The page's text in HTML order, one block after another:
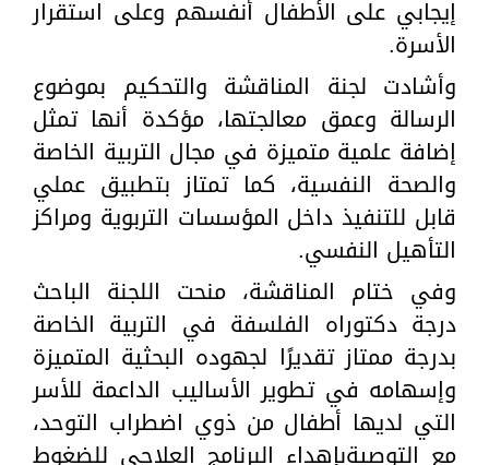
إيجابي على الأطفال أنفسهم وعلى استقرار
الأسرة.
وأشادت لجنة المناقشة والتحكيم بموضوع
الرسالة وعمق معالجتها، مؤكدة أنها تمثل
إضافة علمية متميزة في مجال التربية الخاصة
والصحة النفسية، كما تمتاز بتطبيق عملي
قابل للتنفيذ داخل المؤسسات التربوية ومراكز
التأهيل النفسي.
وفي ختام المناقشة، منحت اللجنة الباحث
درجة دكتوراه الفلسفة في التربية الخاصة
بدرجة ممتاز تقديرًا لجهوده البحثية المتميزة
وإسهامه في تطوير الأساليب الداعمة للأسر
التي لديها أطفال من ذوي اضطراب التوحد،
مع التوصيةبإهداء البرنامج العلاجي للضغوط